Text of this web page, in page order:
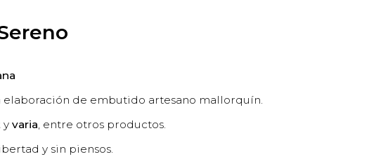
elaboración de embutido artesano mallorquín.
y varia, entre otros productos.
y sin piensos.